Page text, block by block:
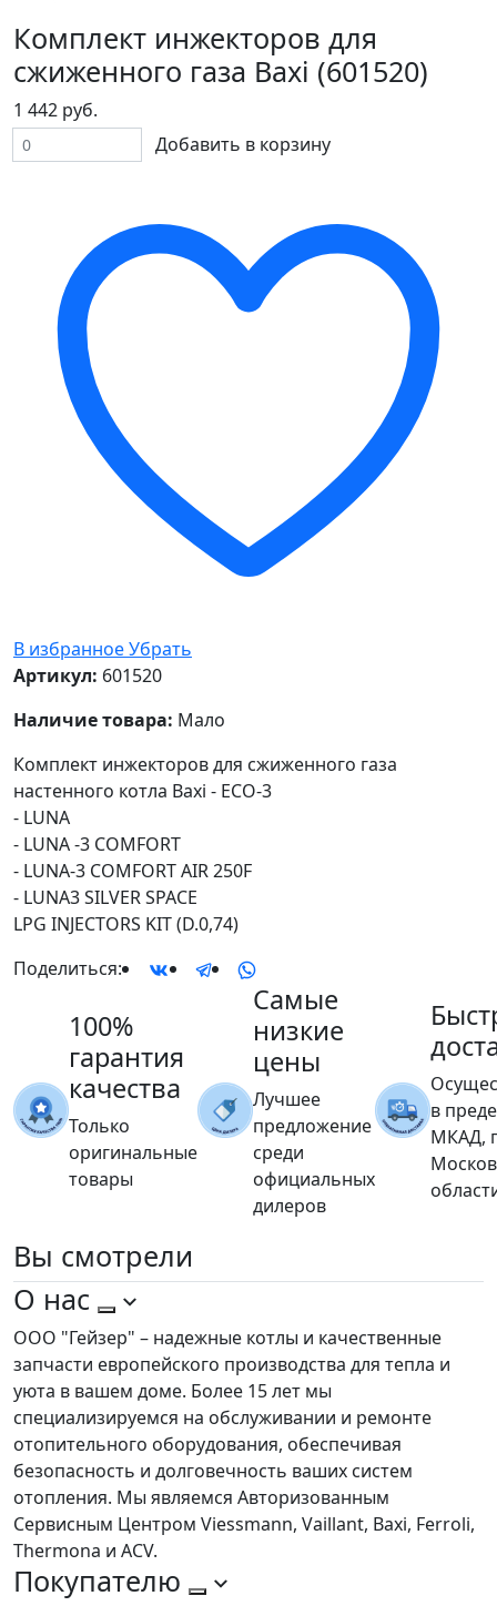
Комплект инжекторов для
сжиженного газа Baxi (601520)
1 442 руб.
Добавить в корзину
В избранноеУбрать
Артикул: 601520
Наличие товара: Мало
Комплект инжекторов для сжиженного газа
настенного котла Baxi - ECO-3
- LUNA
- LUNA -3 COMFORT
- LUNA-3 COMFORT AIR 250F
- LUNA3 SILVER SPACE
LPG INJECTORS KIT (D.0,74)
Поделиться:
100%
гарантия
качества
Только
оригинальные
товары
Самые
низкие
цены
Лучшее
предложение
среди
официальных
дилеров
в
МКАД,
Вы смотрели
О нас
ООО "Гейзер" – надежные котлы и качественные
запчасти европейского производства для тепла и
уюта в вашем доме. Более 15 лет мы
специализируемся на обслуживании и ремонте
отопительного оборудования, обеспечивая
безопасность и долговечность ваших систем
отопления. Мы являемся Авторизованным
Сервисным Центром Viessmann, Vaillant, Baxi, Ferroli,
Thermona и ACV.
Покупателю